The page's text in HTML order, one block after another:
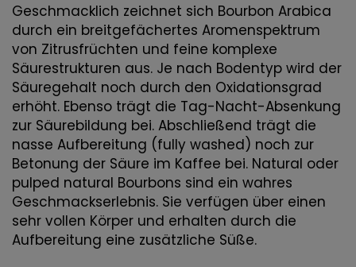
Geschmacklich zeichnet sich Bourbon Arabica
durch ein breitgefächertes Aromenspektrum
von Zitrusfrüchten und feine komplexe
Säurestrukturen aus. Je nach Bodentyp wird der
Säuregehalt noch durch den Oxidationsgrad
erhöht. Ebenso trägt die Tag-Nacht-Absenkung
zur Säurebildung bei. Abschließend trägt die
nasse Aufbereitung (fully washed) noch zur
Betonung der Säure im Kaffee bei. Natural oder
pulped natural Bourbons sind ein wahres
Geschmackserlebnis. Sie verfügen über einen
sehr vollen Körper und erhalten durch die
Aufbereitung eine zusätzliche Süße.